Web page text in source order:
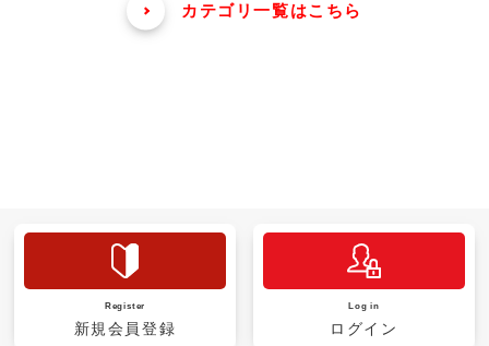
カテゴリ一覧はこちら
Register
新規会員登録
Log in
ログイン